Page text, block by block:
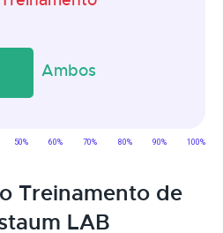
Treinamento de
LAB